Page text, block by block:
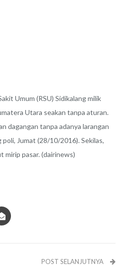
Umum (RSU) Sidikalang milik
Utara seakan tanpa aturan.
dagangan tanpa adanya larangan
Jumat (28/10/2016). Sekilas,
mirip pasar. (dairinews)
POST SELANJUTNYA